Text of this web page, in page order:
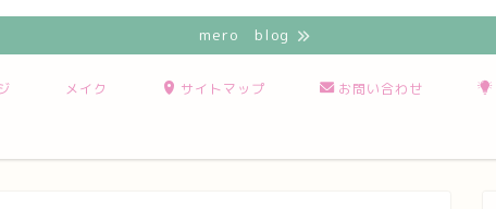
mero blog
メイク サイトマップ お問い合わせ